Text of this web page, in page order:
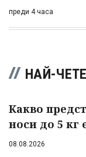
преди 4 часа
НАЙ-
Какво
носи до 5 кг
08.08.2026